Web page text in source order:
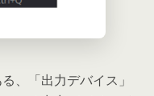
、「出力デバイス」